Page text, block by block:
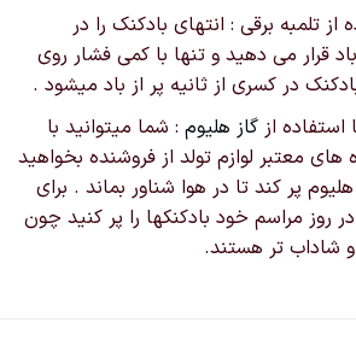
از تلمبه برقی : انتهای بادکنک را در
قرار می دهید و تنها با کمی فشار روی
در کسری از ثانیه پر از باد میشود .
استفاده از گاز هلیوم: شما میتوانید با
های معتبر لوازم تولد از فروشنده بخواهید
هلیوم پر کند تا در هوا شناور بماند . برای
روز مراسم خود بادکنکها را پر کنید چون
و شاداب تر هستند.